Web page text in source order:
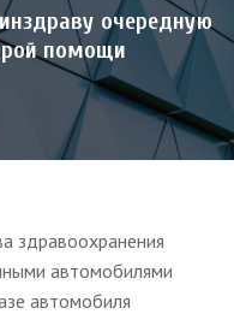
очередную
помощи
здравоохранения
автомобилями
автомобиля